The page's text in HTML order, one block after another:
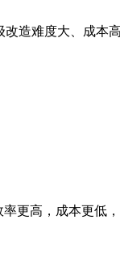
造难度大、成本高
更高，成本更低